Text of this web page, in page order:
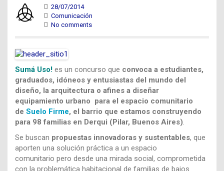
28/07/2014
Comunicación
No comments
Sumá Uso! es un concurso que convoca a estudiantes,
graduados, idóneos y entusiastas del mundo del
diseño, la arquitectura o afines a diseñar
equipamiento urbano para el espacio comunitario
de Suelo Firme, el barrio que estamos construyendo
para 98 familias en Derqui (Pilar, Buenos Aires)
Se buscan propuestas innovadoras y sustentables, que
aporten una solución práctica a un espacio
comunitario pero desde una mirada social, comprometida
con la problemática habitacional de familias de bajos